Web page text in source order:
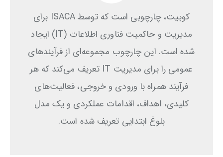
کوبیت، چارچوبی است که توسط ISACA برای
مدیریت و حاکمیت فناوری اطلاعات (IT) ایجاد
شده است. این چارچوب مجموعه‌ای از فرآیندهای
عمومی را برای مدیریت IT تعریف می‌کند که هر
فرآیند همراه با ورودی و خروجی، فعالیت‌های
کلیدی، اهداف، اقدامات عملکردی و یک مدل
بلوغ ابتدایی تعریف شده است.